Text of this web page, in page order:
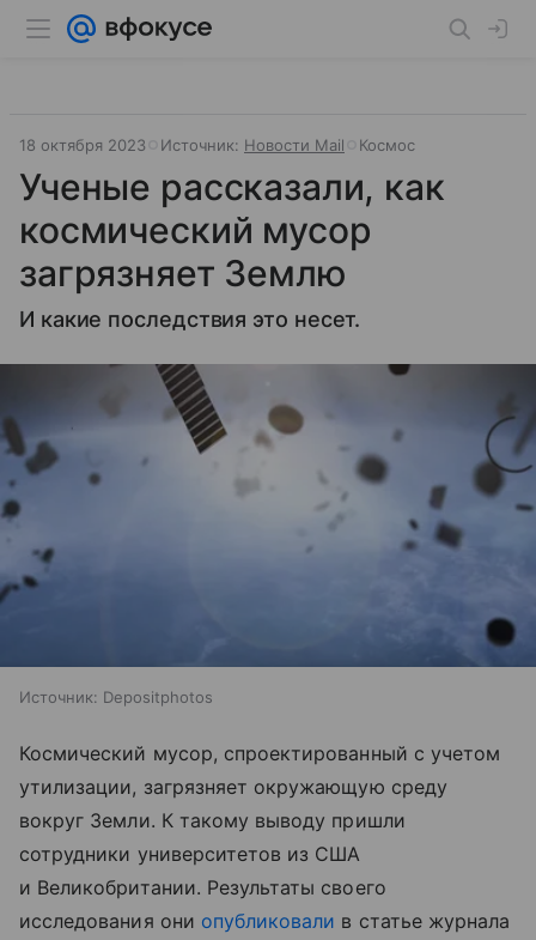
18 октября 2023 Источник: Новости Mail Космос
Ученые рассказали, как
космический мусор
загрязняет Землю
И какие последствия это несет.
Источник: Depositphotos
Космический мусор, спроектированный с учетом
утилизации, загрязняет окружающую среду
вокруг Земли. К такому выводу пришли
сотрудники университетов из США
и Великобритании. Результаты своего
исследования они опубликовали в статье журнала